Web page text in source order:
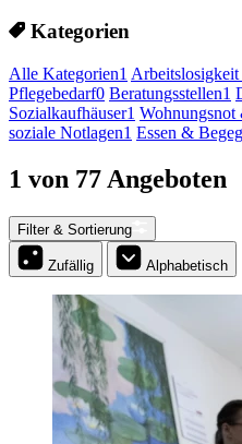
Kategorien
Alle Kategorien1
Pflegebedarf0 Beratungsstellen1
Sozialkaufhäuser1
soziale Notlagen1 Essen &
1 von 77 Angeboten
Filter & Sortierung
Zufällig Alphabetisch